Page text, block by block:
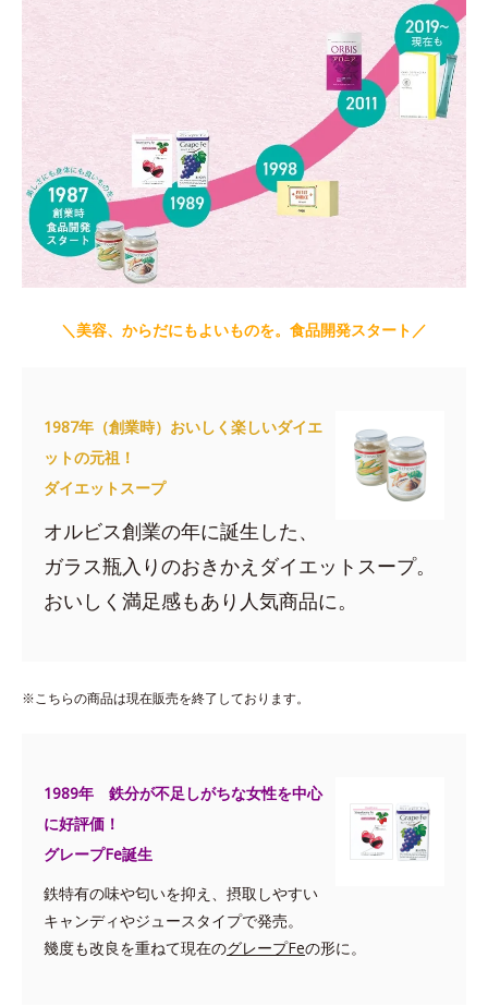
＼美容、からだにもよいものを。食品開発スタート／
1987年（創業時）おいしく楽しいダイエ
ットの元祖！
ダイエットスープ
オルビス創業の年に誕生した、
ガラス瓶入りのおきかえダイエットスープ。
おいしく満足感もあり人気商品に。
※こちらの商品は現在販売を終了しております。
1989年 鉄分が不足しがちな女性を中心
に好評価！
グレープFe誕生
鉄特有の味や匂いを抑え、摂取しやすい
キャンディやジュースタイプで発売。
幾度も改良を重ねて現在のグレープFeの形に。